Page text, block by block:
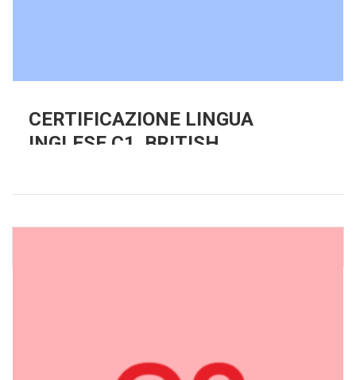
CERTIFICAZIONE LINGUA
INGLESE C1. BRITISH